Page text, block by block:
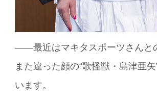
――最近はマキタスポーツさんと
また違った顔の“歌怪獣・島津亜
います。